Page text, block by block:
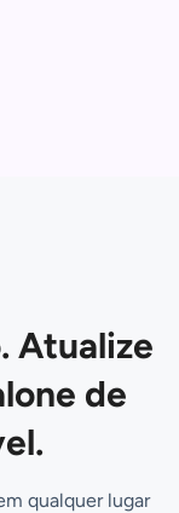
Atualize
de
qualquer lugar